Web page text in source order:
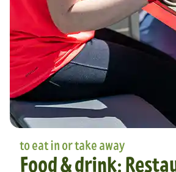
to eat in or take away
Food & drink: